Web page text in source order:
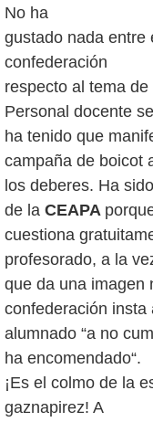
No ha
gustado nada entre
confederación
respecto al tema
Personal docente se
ha tenido que
campaña de boicot
los deberes. Ha
de la CEAPA
cuestiona
profesorado, a la
que da una imagen
confederación insta
alumnado “a no
ha encomendado“.
¡Es el colmo de la
gaznapirez! A